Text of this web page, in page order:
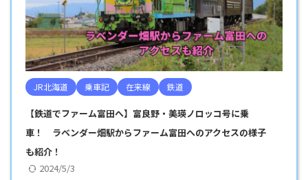
JR北海道 乗車記 在来線 鉄道
【鉄道でファーム富田へ】富良野・美瑛ノロッコ号に乗
車！ ラベンダー畑駅からファーム富田へのアクセスの様子
も紹介！
2024/5/3